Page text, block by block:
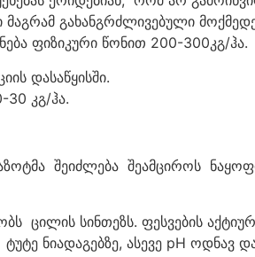
გახანგრძლივებული
ფიზიკური წონით 200-300კგ/ჰა.
დასაწყისში.
30 კგ/ჰა.
შეიძლება შეამციროს
ცილის სინთეზს. ფესვების
ნიადაგებზე, ასევე pH ოდნავ